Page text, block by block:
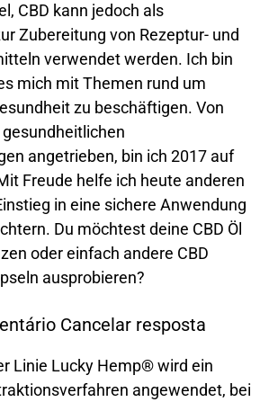
CBD kann jedoch als
Zubereitung von Rezeptur- und
verwendet werden. Ich bin
mich mit Themen rund um
zu beschäftigen. Von
angetrieben, bin ich 2017 auf
Freude helfe ich heute anderen
in eine sichere Anwendung
Du möchtest deine CBD Öl
oder einfach andere CBD
ausprobieren?
Cancelar resposta
Linie Lucky Hemp® wird ein
angewendet, bei